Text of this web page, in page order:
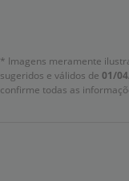
* Imagens meramente
sugeridos e válidos de 01/
confirme todas as